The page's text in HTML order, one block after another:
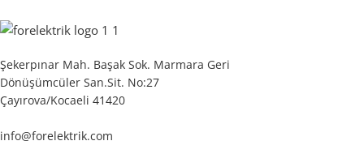
Şekerpınar Mah. Başak Sok. Marmara Geri
Dönüşümcüler San.Sit. No:27
Çayırova/Kocaeli 41420
info@forelektrik.com